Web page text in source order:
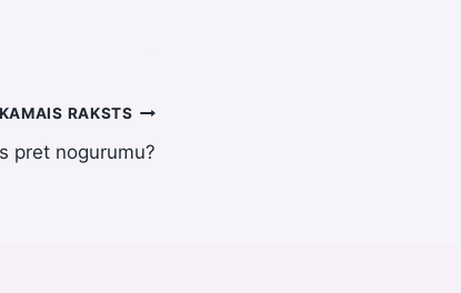
RAKSTS
pret nogurumu?